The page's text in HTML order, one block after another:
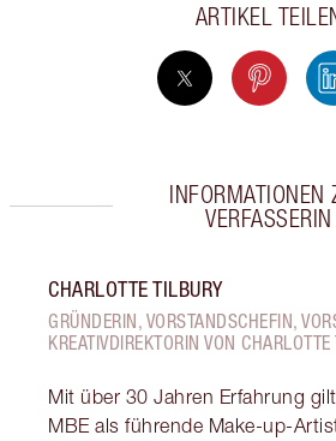
ARTIKEL
INFORMATIONEN
VERFASSERIN
CHARLOTTE TILBURY
GRÜNDERIN, VORSTANDSCHEFIN,
KREATIVDIREKTORIN VON
Mit über 30 Jahren Erfahrung
MBE als führende Make-up-